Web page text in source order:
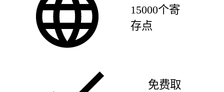
15000个寄
存点
免费取